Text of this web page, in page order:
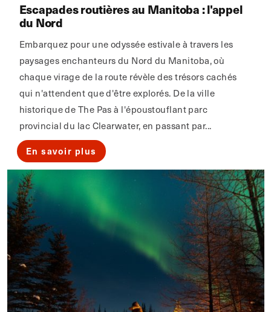
Escapades routières au Manitoba : l'appel
du Nord
Embarquez pour une odyssée estivale à travers les
paysages enchanteurs du Nord du Manitoba, où
chaque virage de la route révèle des trésors cachés
qui n'attendent que d'être explorés. De la ville
historique de The Pas à l'époustouflant parc
provincial du lac Clearwater, en passant par...
En savoir plus